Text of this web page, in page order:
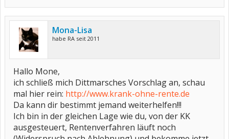
Mona-Lisa
habe RA seit 2011
Hallo Mone,
ich schließ mich Dittmarsches Vorschlag an, schau
mal hier rein: http://www.krank-ohne-rente.de
Da kann dir bestimmt jemand weiterhelfen!!!
Ich bin in der gleichen Lage wie du, von der KK
ausgesteuert, Rentenverfahren läuft noch